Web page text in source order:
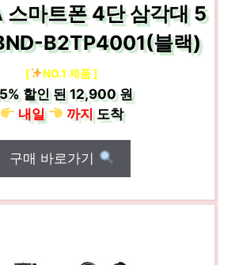
마트폰 4단 삼각대 5
B2TP4001(블랙)
[ NO.1 제품 ]
할인 된12,900 원
내일
까지도착
구매 바로가기